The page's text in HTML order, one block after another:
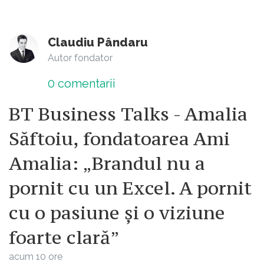
Claudiu Pândaru
Autor fondator
0 comentarii
BT Business Talks - Amalia
Săftoiu, fondatoarea Ami
Amalia: „Brandul nu a
pornit cu un Excel. A pornit
cu o pasiune și o viziune
foarte clară”
acum 10 ore